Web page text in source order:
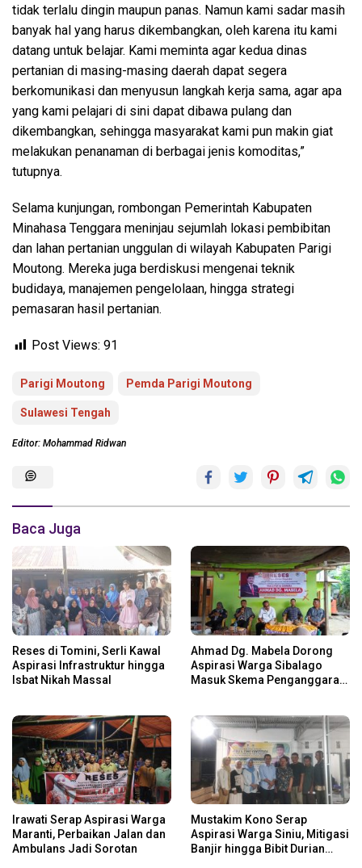
tidak terlalu dingin maupun panas. Namun kami sadar masih
banyak hal yang harus dikembangkan, oleh karena itu kami
datang untuk belajar. Kami meminta agar kedua dinas
pertanian di masing-masing daerah dapat segera
berkomunikasi dan menyusun langkah kerja sama, agar apa
yang kami pelajari di sini dapat dibawa pulang dan
dikembangkan, sehingga masyarakat kami pun makin giat
melakukan penanaman di berbagai jenis komoditas,”
tutupnya.
Selama kunjungan, rombongan Pemerintah Kabupaten
Minahasa Tenggara meninjau sejumlah lokasi pembibitan
dan lahan pertanian unggulan di wilayah Kabupaten Parigi
Moutong. Mereka juga berdiskusi mengenai teknik
budidaya, manajemen pengelolaan, hingga strategi
pemasaran hasil pertanian.
Post Views: 91
Parigi Moutong Pemda Parigi Moutong
Sulawesi Tengah
Editor: Mohammad Ridwan
Baca Juga
Reses di Tomini, Serli Kawal
Aspirasi Infrastruktur hingga
Isbat Nikah Massal
Ahmad Dg. Mabela Dorong
Aspirasi Warga Sibalago
Masuk Skema Penganggaran
Irawati Serap Aspirasi Warga
Maranti, Perbaikan Jalan dan
Ambulans Jadi Sorotan
Mustakim Kono Serap
Aspirasi Warga Siniu, Mitigasi
Banjir hingga Bibit Durian